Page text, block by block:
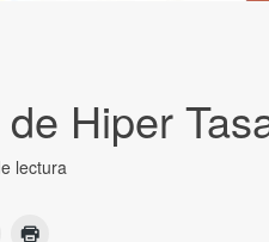
Hiper
lectura